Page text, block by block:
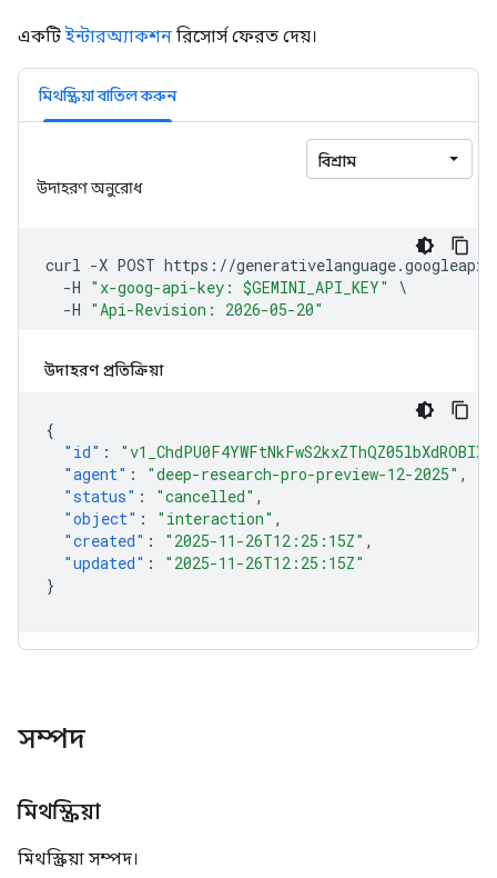
একটিইন্টারঅ্যাকশন রিসোর্স ফেরত দেয়।
মিথস্ক্রিয়া বাতিল করুন
উদাহরণ প্রতিক্রিয়া
{
"id" :
"agent" : "deep-research-pro-preview-12-2025" ,
"status" : "cancelled" ,
"object" : "interaction" ,
"created" : "2025-11-26T12:25:15Z" ,
"updated" :
"2025-11-26T12:25:15Z"
}
সম্পদ
মিথস্ক্রিয়া
মিথস্ক্রিয়া সম্পদ।